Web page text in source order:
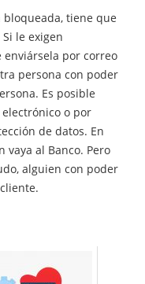
bloqueada, tiene que
le exigen
enviársela por correo
persona con poder
Es posible
o por
de datos. En
vaya al Banco. Pero
alguien con poder